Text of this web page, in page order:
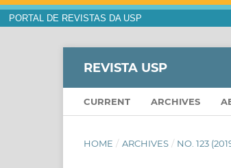
PORTAL DE REVISTAS DA USP
REVISTA USP
CURRENT ARCHIVES
HOME / ARCHIVES / NO. 123